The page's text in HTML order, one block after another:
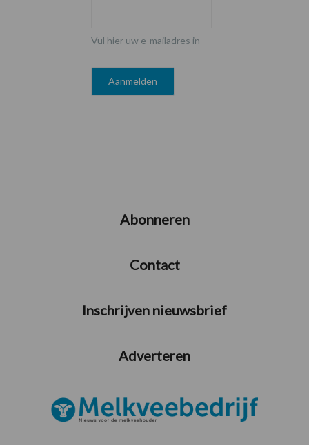
Vul hier uw e-mailadres in
Abonneren
Contact
Inschrijven nieuwsbrief
Adverteren